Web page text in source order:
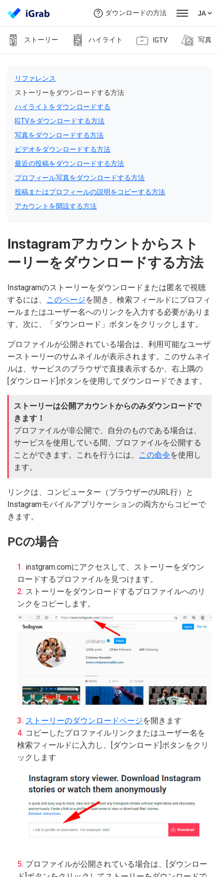
ダウンロードの方法 JA
ストーリー ハイライト IGTV 写真
リファレンス
ストーリーをダウンロードする方法
ハイライトをダウンロードする
IGTVをダウンロードする方法
写真をダウンロードする方法
ビデオをダウンロードする方法
最近の投稿をダウンロードする方法
プロフィール写真をダウンロードする方法
投稿またはプロフィールの説明をコピーする方法
アカウントを開設する方法
Instagramアカウントからスト
ーリーをダウンロードする方法
Instagramのストーリーをダウンロードまたは匿名で視聴
するには、
このページを開き、検索フィールドにプロフィ
ールまたはユーザー名へのリンクを入力する必要がありま
す。次に、「ダウンロード」ボタンをクリックします。
プロファイルが公開されている場合は、利用可能なユーザ
ーストーリーのサムネイルが表示されます。このサムネイ
ルは、サービスのブラウザで直接表示するか、右上隅の
[ダウンロード]ボタンを使用してダウンロードできます。
ストーリーは公開アカウントからのみダウンロードで
きます！
プロファイルが非公開で、自分のものである場合は、
サービスを使用している間、プロファイルを公開する
ことができます。これを行うには、
この命令を使用し
ます。
リンクは、コンピューター（ブラウザーのURL行）と
Instagramモバイルアプリケーションの両方からコピーで
きます。
PCの場合
instgram.comにアクセスして、ストーリーをダウン
ロードするプロファイルを見つけます。
ストーリーをダウンロードするプロファイルへのリ
ンクをコピーします。
ストーリーのダウンロードページを開きます
コピーしたプロファイルリンクまたはユーザー名を
検索フィールドに入力し、[ダウンロード]ボタンをクリ
ックします
プロファイルが公開されている場合は、[ダウンロー